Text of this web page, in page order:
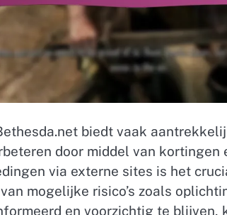
biedt vaak
door middel van kortingen
via externe sites is het
mogelijke risico’s zoals
en voorzichtig te blijven,